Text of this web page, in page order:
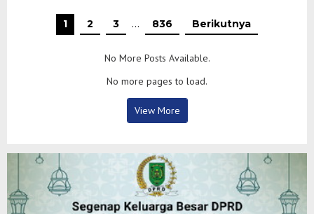
1 2 3 … 836 Berikutnya
No More Posts Available.
No more pages to load.
View More